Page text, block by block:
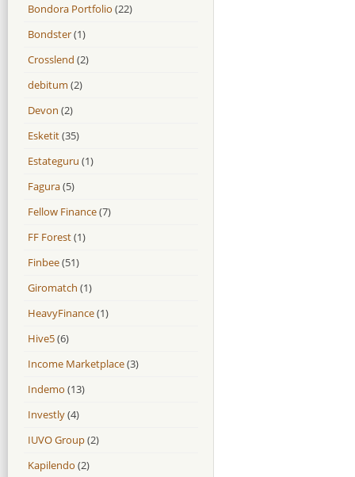
Bondora Portfolio (22)
Bondster(1)
Crosslend (2)
debitum (2)
Devon (2)
Esketit(35)
Estateguru (1)
Fagura(5)
Fellow Finance(7)
FF Forest(1)
Finbee(51)
Giromatch (1)
HeavyFinance(1)
Hive5(6)
Income Marketplace(3)
Indemo (13)
Investly(4)
IUVO Group(2)
Kapilendo (2)